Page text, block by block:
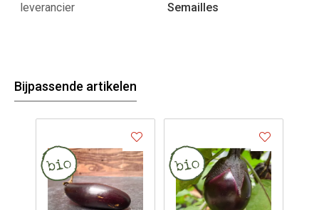
leverancier
Semailles
Bijpassende artikelen